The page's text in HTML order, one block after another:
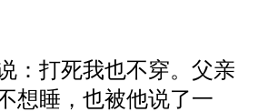
： 打死我也不穿。父亲
想睡，也被他说了一